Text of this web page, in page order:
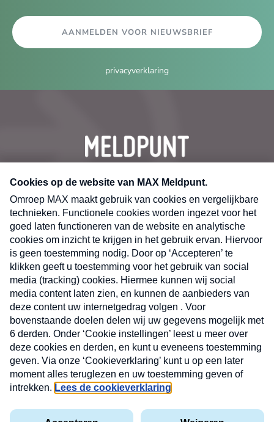
AANMELDEN VOOR NIEUWSBRIEF
privacyverklaring
CONTACT
Volg ons op
MAX
Cookieverklaring
Kwetsbaarheid
X
Nieuwsbrief
Neem hier een gratis abonnement op de MAX
Consumenten nieuwsbrief. Elke maandag en
donderdag in uw mailbox.